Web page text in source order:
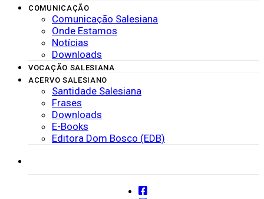
COMUNICAÇÃO
Comunicação Salesiana
Onde Estamos
Notícias
Downloads
VOCAÇÃO SALESIANA
ACERVO SALESIANO
Santidade Salesiana
Frases
Downloads
E-Books
Editora Dom Bosco (EDB)